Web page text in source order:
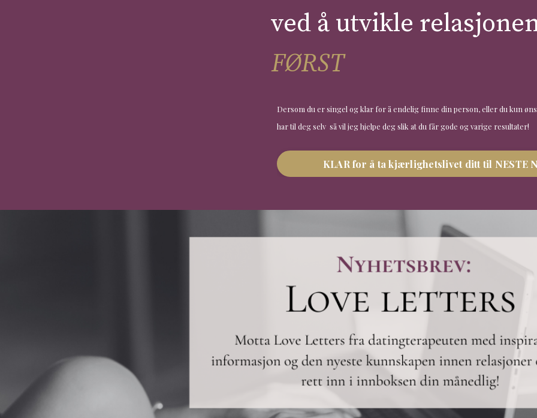
ved å utvikle
FØRST
Dersom du er singel og klar for å endelig finne din person, eller du kun
har til deg selv så vil jeg hjelpe deg slik at du får gode og varige resultater!
KLAR for å ta kjærlighetslivet ditt til NESTE